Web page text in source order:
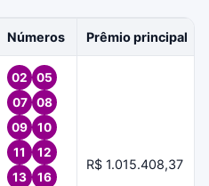
Números Prêmio principal
02
05
07
08
09
10
11
12
13
16
R$ 1.015.408,37